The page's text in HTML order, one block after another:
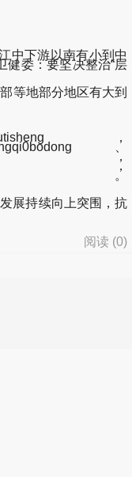
中下游以南有小到中
健委：要坚决整治“层
等地部分地区有大到
，
、
，
，
。
展持续向上突围，抗
阅读 (0)